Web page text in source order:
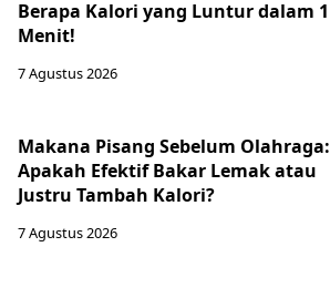
Berapa Kalori yang Luntur dalam 1
Menit!
7 Agustus 2026
Makana Pisang Sebelum Olahraga:
Apakah Efektif Bakar Lemak atau
Justru Tambah Kalori?
7 Agustus 2026